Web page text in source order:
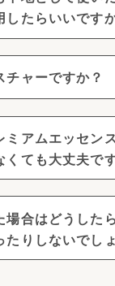
したらいいです
チャーですか？
ミアムエッセン
くても大丈夫で
場合はどうした
たりしないでし